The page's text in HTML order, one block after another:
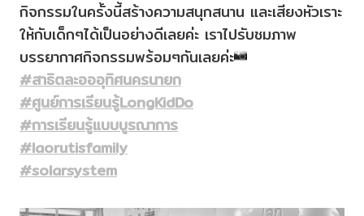
กิจกรรมในครั้งนี้สร้างความสนุกสนาน และเสียงหัวเราะ
ให้กับเด็กๆได้เป็นอย่างดีเลยค่ะ เราไปรับชมภาพ
บรรยากาศกิจกรรมพร้อมๆกันเลยค่ะ
#สาธิตละอออุทิศนครนายก
#ศูนย์การเรียนรู้LongKidDo
#การเรียนรู้แบบบูรณาการ
#laorutisfamily
#solarsystem